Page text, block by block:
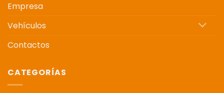
Empresa
Vehículos
Contactos
CATEGORÍAS